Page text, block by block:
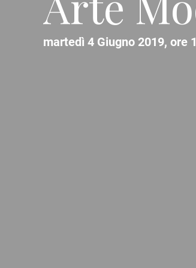
martedì 4 Giugno 2019, ore